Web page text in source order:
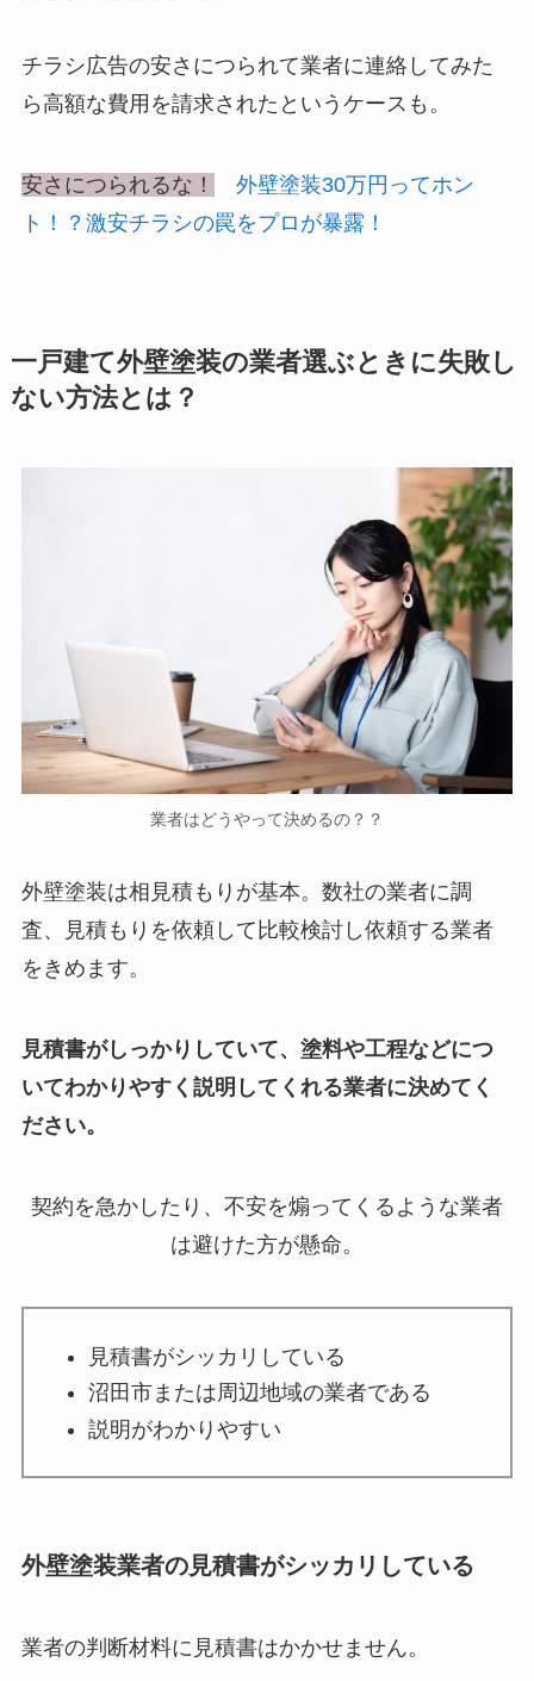
チラシ広告の安さにつられて業者に連絡してみた
ら 高額な費用を請求された というケースも。
安さにつられるな！
外壁塗装30万円ってホン
ト！？激安チラシの罠をプロが暴露！
一戸建て外壁塗装の業者選ぶときに失敗し
ない方法とは？
業者はどうやって決めるの？？
外壁塗装は相見積もりが基本。数社の業者に調
査、見積もりを依頼して比較検討し依頼する業者
をきめます。
見積書がしっかりしていて、塗料や工程などにつ
いてわかりやすく説明してくれる業者に決めてく
ださい。
契約を急かしたり、不安を煽ってくるような業者
は避けた方が懸命。
見積書がシッカリしている
沼田市または周辺地域の業者である
説明がわかりやすい
外壁塗装業者の見積書がシッカリしている
業者の判断材料に見積書はかかせません。